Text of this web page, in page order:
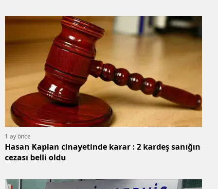
Denizli
Diyarbakır
Erzincan
Erzurum
Eskişehir
Giresun
1 ay önce
Hasan Kaplan cinayetinde karar : 2 kardeş sanığın
cezası belli oldu